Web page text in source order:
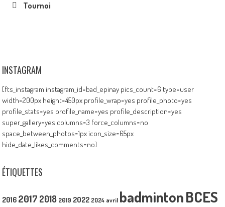
Tournoi
INSTAGRAM
[fts_instagram instagram_id=bad_epinay pics_count=6 type=user
width=200px height=450px profile_wrap=yes profile_photo=yes
profile_stats=yes profile_name=yes profile_description=yes
super_gallery=yes columns=3 force_columns=no
space_between_photos=1px icon_size=65px
hide_date_likes_comments=no]
ÉTIQUETTES
2016 2017 2018 2019 2022 2024 avril badmintonBCES